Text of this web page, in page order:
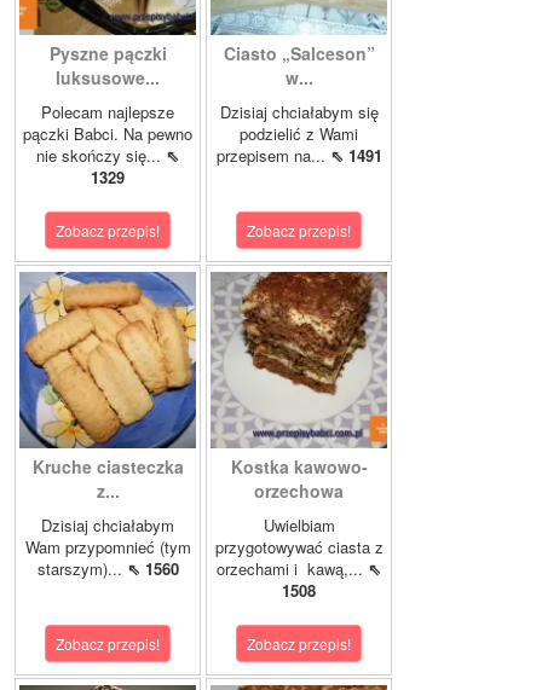
Pyszne pączki
luksusowe...
Polecam najlepsze
pączki Babci. Na pewno
nie skończy się... ⇖
1329
Zobacz przepis!
Ciasto „Salceson”
w...
Dzisiaj chciałabym się
podzielić z Wami
przepisem na... ⇖ 1491
Zobacz przepis!
Kruche ciasteczka
z...
Dzisiaj chciałabym
Wam przypomnieć (tym
starszym)... ⇖ 1560
Zobacz przepis!
Kostka kawowo-
orzechowa
Uwielbiam
przygotowywać ciasta z
orzechami i kawą,... ⇖
1508
Zobacz przepis!